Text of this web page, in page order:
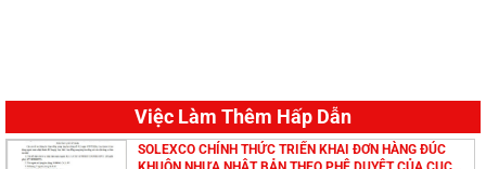
Việc Làm Thêm Hấp Dẫn
SOLEXCO CHÍNH THỨC TRIỂN KHAI ĐƠN HÀNG ĐÚC